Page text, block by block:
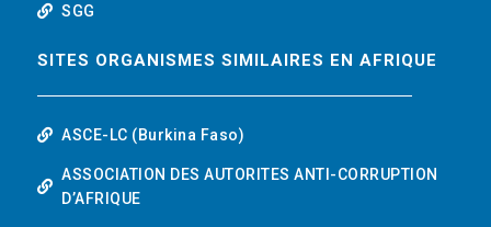
SGG
SITES ORGANISMES SIMILAIRES EN AFRIQUE
ASCE-LC (Burkina Faso)
ASSOCIATION DES AUTORITES ANTI-CORRUPTION
D’AFRIQUE